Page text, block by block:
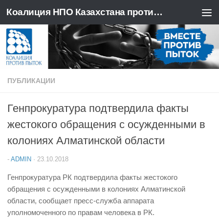
Перейти к содержимому Коалиция НПО Казахстана против пыток
ПУБЛИКАЦИИ
Генпрокуратура подтвердила факты
жестокого обращения с осужденными в
колониях Алматинской области
- ADMIN · 23.10.2018
Генпрокуратура РК подтвердила факты жестокого
обращения с осужденными в колониях Алматинской
области, сообщает пресс-служба аппарата
уполномоченного по правам человека в РК.